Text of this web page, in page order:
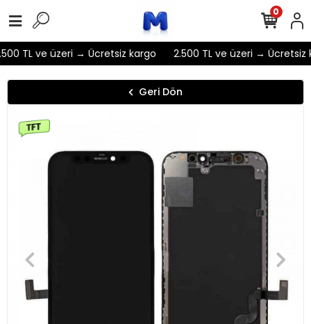
TL ve üzeri → Ücretsiz kargo 2.500 TL ve üzeri → Ücretsiz
0
Geri Dön